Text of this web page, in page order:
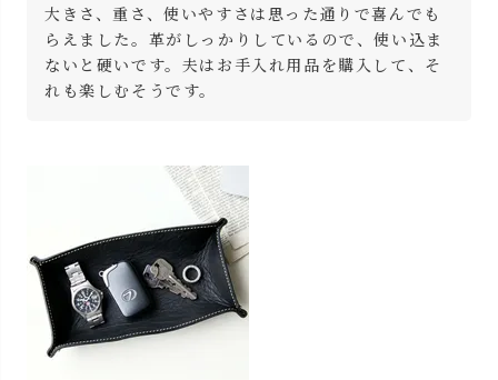
大きさ、重さ、使いやすさは思った通りで喜んでも
らえました。革がしっかりしているので、使い込ま
ないと硬いです。夫はお手入れ用品を購入して、そ
れも楽しむそうです。